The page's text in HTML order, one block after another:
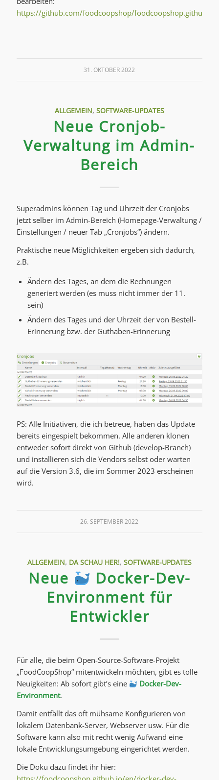
https://github.com/foodcoopshop/
31. OKTOBER 2022
ALLGEMEIN, SOFTWARE-UPDATES
Neue Cronjob-
Verwaltung im Admin-
Bereich
Superadmins können Tag und Uhrzeit der Cronjobs
jetzt selber im Admin-Bereich (Homepage-Verwaltung /
Einstellungen / neuer Tab „Cronjobs“) ändern.
Praktische neue Möglichkeiten ergeben sich dadurch,
z.B.
Ändern des Tages, an dem die Rechnungen
generiert werden (es muss nicht immer der 11.
sein)
Ändern des Tages und der Uhrzeit der von Bestell-
Erinnerung bzw. der Guthaben-Erinnerung
PS: Alle Initiativen, die ich betreue, haben das Update
bereits eingespielt bekommen. Alle anderen klonen
entweder sofort direkt von Github (develop-Branch)
und installieren sich die Vendors selbst oder warten
auf die Version 3.6, die im Sommer 2023 erscheinen
wird.
26. SEPTEMBER 2022
ALLGEMEIN, DA SCHAU HER!, SOFTWARE-UPDATES
Neue
Docker-Dev-
Environment für
Entwickler
Für alle, die beim Open-Source-Software-Projekt
„FoodCoopShop“ mitentwickeln möchten, gibt es tolle
Neuigkeiten: Ab sofort gibt’s eine
Docker-Dev-
Environment.
Damit entfällt das oft mühsame Konfigurieren von
lokalem Datenbank-Server, Webserver usw. Für die
Software kann also mit recht wenig Aufwand eine
lokale Entwicklungsumgebung eingerichtet werden.
Die Doku dazu findet ihr hier: